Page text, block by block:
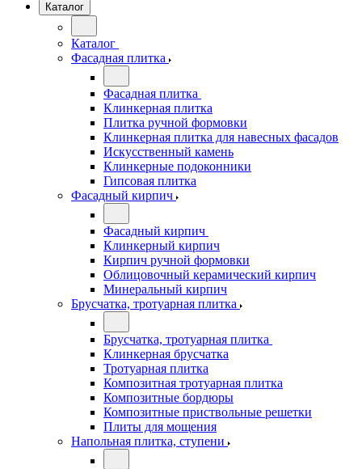
Каталог
Каталог
Фасадная плитка
Фасадная плитка
Клинкерная плитка
Плитка ручной формовки
Клинкерная плитка для навесных фасадов
Искусственный камень
Клинкерные подоконники
Гипсовая плитка
Фасадный кирпич
Фасадный кирпич
Клинкерный кирпич
Кирпич ручной формовки
Облицовочный керамический кирпич
Минеральный кирпич
Брусчатка, тротуарная плитка
Брусчатка, тротуарная плитка
Клинкерная брусчатка
Тротуарная плитка
Композитная тротуарная плитка
Композитные бордюры
Композитные приствольные решетки
Плиты для мощения
Напольная плитка, ступени